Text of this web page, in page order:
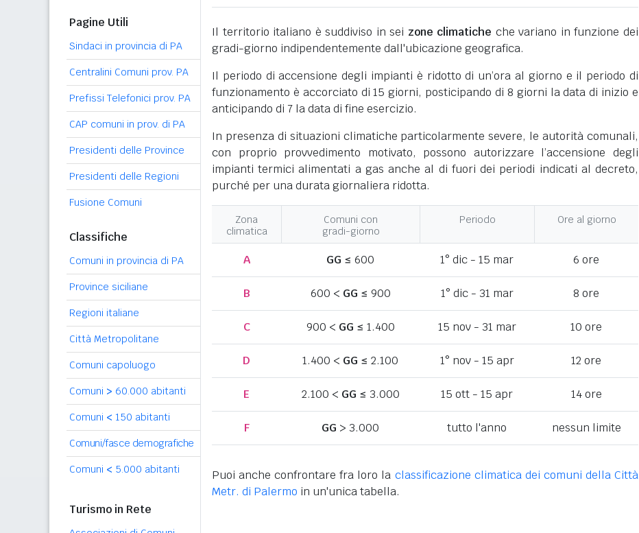
Pagine Utili
Sindaci in provincia di PA
Centralini Comuni prov. PA
Prefissi Telefonici prov. PA
CAP comuni in prov. di PA
Presidenti delle Province
Presidenti delle Regioni
Fusione Comuni
Classifiche
Comuni in provincia di PA
Province siciliane
Regioni italiane
Città Metropolitane
Comuni capoluogo
Comuni > 60.000 abitanti
Comuni < 150 abitanti
Comuni/fasce demografiche
Comuni < 5.000 abitanti
Turismo in Rete
Il territorio italiano è suddiviso in sei zone climatiche che variano in funzione dei
gradi-giorno indipendentemente dall'ubicazione geografica.
Il periodo di accensione degli impianti è ridotto di un’ora al giorno e il periodo di
funzionamento è accorciato di 15 giorni, posticipando di 8 giorni la data di inizio e
anticipando di 7 la data di fine esercizio.
In presenza di situazioni climatiche particolarmente severe, le autorità comunali,
con proprio provvedimento motivato, possono autorizzare l’accensione degli
impianti termici alimentati a gas anche al di fuori dei periodi indicati al decreto,
purché per una durata giornaliera ridotta.
Zona
climatica
Comuni con
gradi-giorno
Periodo Ore al giorno
A GG ≤ 600 1° dic - 15 mar 6 ore
B 600 < GG ≤ 900 1° dic - 31 mar 8 ore
C 900 < GG ≤ 1.400 15 nov - 31 mar 10 ore
D 1.400 < GG ≤ 2.100 1° nov - 15 apr 12 ore
E 2.100 < GG ≤ 3.000 15 ott - 15 apr 14 ore
F GG > 3.000 tutto l'anno nessun limite
Puoi anche confrontare fra loro la classificazione climatica dei comuni della Città
Metr. di Palermo in un'unica tabella.